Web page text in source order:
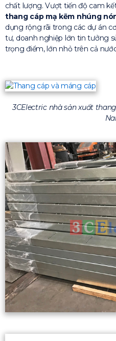
chất lượng. Vượt tiến độ cam
thang cáp mạ kẽm nhúng
dụng rộng rãi trong các dự án
tư, doanh nghiệp lớn tin tưởng
trọng điểm, lớn nhỏ trên cả
3CElectric nhà sản xuất